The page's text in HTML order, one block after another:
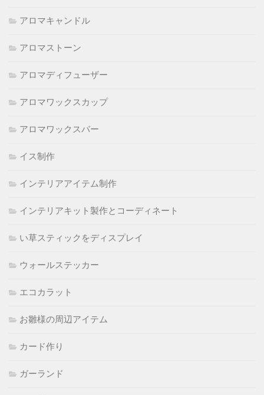
アロマキャンドル
アロマストーン
アロマディフューザー
アロマワックスカップ
アロマワックスバー
イス制作
インテリアアイテム制作
インテリアキット製作とコーディネート
い草スティックをディスプレイ
ウォールステッカー
エコカラット
お雛様の周辺アイテム
カード作り
ガーランド